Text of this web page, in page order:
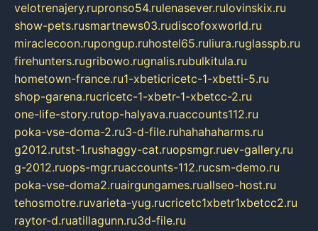
velotrenajery.rupronso54.rulenasever.rulovinskix.ru
show-pets.rusmartnews03.rudiscofoxworld.ru
miraclecoon.rupongup.ruhostel65.ruliura.ruglasspb.ru
firehunters.rugribowo.rugnalis.rubulkitula.ru
hometown-france.ru1-xbeticricetc-1-xbetti-5.ru
shop-garena.rucricetc-1-xbetr-1-xbetcc-2.ru
one-life-story.rutop-halyava.ruaccounts112.ru
poka-vse-doma-2.ru3-d-file.ruhahahaharms.ru
g2012.rutst-1.rushaggy-cat.ruopsmgr.ruev-gallery.ru
g-2012.ruops-mgr.ruaccounts-112.rucsm-demo.ru
poka-vse-doma2.ruairgungames.ruallseo-host.ru
tehosmotre.ruvarieta-yug.rucricetc1xbetr1xbetcc2.ru
raytor-d.ruatillagunn.ru3d-file.ru